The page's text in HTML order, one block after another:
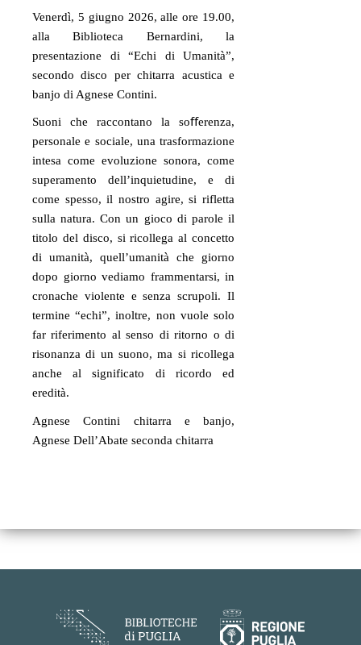
Venerdì, 5 giugno 2026, alle ore 19.00,
alla Biblioteca Bernardini, la
presentazione di “Echi di Umanità”,
secondo disco per chitarra acustica e
banjo di Agnese Contini.
Suoni che raccontano la soﬀerenza,
personale e sociale, una trasformazione
intesa come evoluzione sonora, come
superamento dell’inquietudine, e di
come spesso, il nostro agire, si rifletta
sulla natura. Con un gioco di parole il
titolo del disco, si ricollega al concetto
di umanità, quell’umanità che giorno
dopo giorno vediamo frammentarsi, in
cronache violente e senza scrupoli. Il
termine “echi”, inoltre, non vuole solo
far riferimento al senso di ritorno o di
risonanza di un suono, ma si ricollega
anche al significato di ricordo ed
eredità.
Agnese Contini chitarra e banjo,
Agnese Dell’Abate seconda chitarra